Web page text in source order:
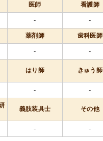
医師 看護師
- -
薬剤師 歯科医師
- -
はり師 きゅう師
- -
義肢装具士 その他
- -